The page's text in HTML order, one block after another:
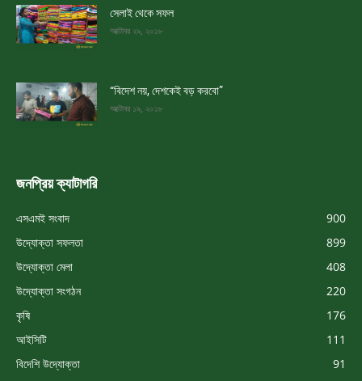
সেলাই থেকে সফল
অক্টোবর ২৯, ২০১৮
“বিদেশ নয়, দেশকেই বড় করবো”
অক্টোবর ১৯, ২০১৮
জনপ্রিয় ক্যাটাগরি
এসএমই সংবাদ
900
উদ্যোক্তা সফলতা
899
উদ্যোক্তা মেলা
408
উদ্যোক্তা সংগঠন
220
কৃষি
176
আইসিটি
111
বিদেশি উদ্যোক্তা
91